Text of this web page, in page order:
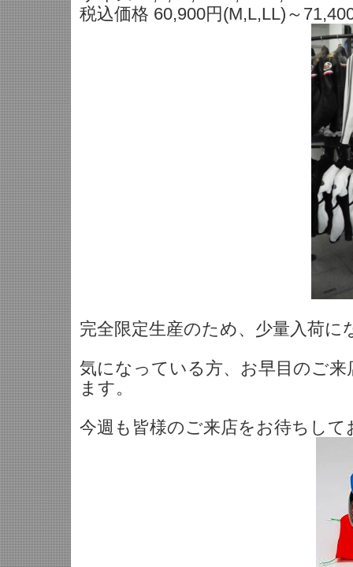
税込価格 60,900円(M,L,LL)～
完全限定生産のため、少量入荷に
気になっている方、お早目のご
ます。
今週も皆様のご来店をお待ちして